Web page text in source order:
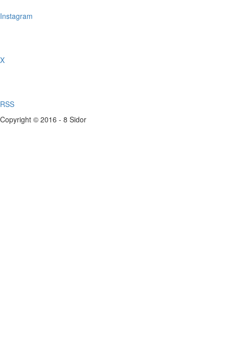
Instagram
X
RSS
Copyright © 2016 - 8 Sidor